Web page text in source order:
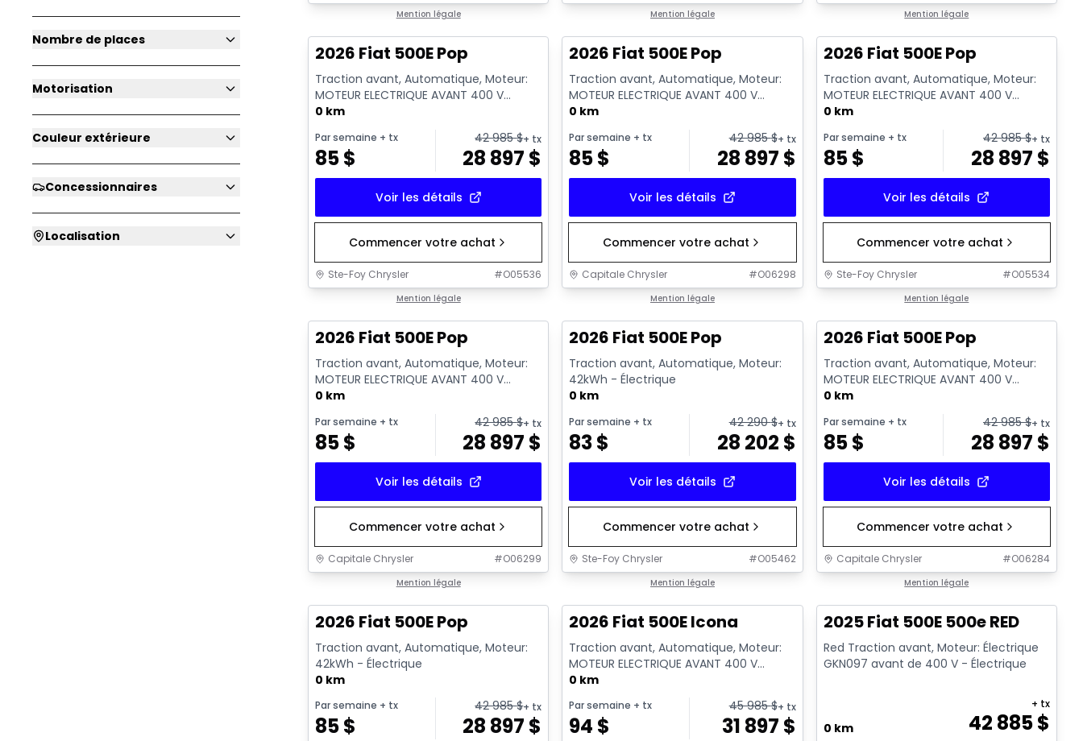
Nombre de places
Motorisation
Couleur extérieure
Concessionnaires
Localisation
Mention légale Mention légale Mention légale
2026 Fiat 500E Pop
Traction avant, Automatique, Moteur:
MOTEUR ELECTRIQUE AVANT 400 V
GKN097 - Essence
0 km
Par semaine + tx
85$
42 985$+ tx
28 897 $
Voir les détails
Commencer votre achat
Ste-Foy Chrysler #O05536
Mention légale
2026 Fiat 500E Pop
Traction avant, Automatique, Moteur:
MOTEUR ELECTRIQUE AVANT 400 V
GKN097 - Essence
0 km
Par semaine + tx
85$
42 985$+ tx
28 897 $
Voir les détails
Commencer votre achat
Capitale Chrysler #O06298
Mention légale
2026 Fiat 500E Pop
Traction avant, Automatique, Moteur:
MOTEUR ELECTRIQUE AVANT 400 V
GKN097 - Essence
0 km
Par semaine + tx
85$
42 985$+ tx
28 897 $
Voir les détails
Commencer votre achat
Ste-Foy Chrysler #O05534
Mention légale
2026 Fiat 500E Pop
Traction avant, Automatique, Moteur:
MOTEUR ELECTRIQUE AVANT 400 V
GKN097 - Essence
0 km
Par semaine + tx
85$
42 985$+ tx
28 897 $
Voir les détails
Commencer votre achat
Capitale Chrysler #O06299
Mention légale
2026 Fiat 500E Pop
Traction avant, Automatique, Moteur:
42kWh - Électrique
0 km
Par semaine + tx
83$
42 290$+ tx
28 202 $
Voir les détails
Commencer votre achat
Ste-Foy Chrysler #O05462
Mention légale
2026 Fiat 500E Pop
Traction avant, Automatique, Moteur:
MOTEUR ELECTRIQUE AVANT 400 V
GKN097 - Essence
0 km
Par semaine + tx
85$
42 985$+ tx
28 897 $
Voir les détails
Commencer votre achat
Capitale Chrysler #O06284
Mention légale
2026 Fiat 500E Pop
Traction avant, Automatique, Moteur:
42kWh - Électrique
0 km
Par semaine + tx
85$
42 985$+ tx
28 897 $
2026 Fiat 500E Icona
Traction avant, Automatique, Moteur:
MOTEUR ELECTRIQUE AVANT 400 V
GKN097 - Essence
0 km
Par semaine + tx
94 $
45 985$+ tx
31 897 $
2025 Fiat 500E 500e RED
Red Traction avant, Moteur: Électrique
GKN097 avant de 400 V - Électrique
0 km 42 885$
+ tx